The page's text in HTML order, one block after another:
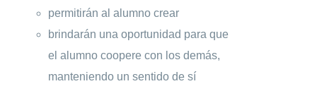
permitirán al alumno crear
brindarán una oportunidad para que
el alumno coopere con los demás,
manteniendo un sentido de sí